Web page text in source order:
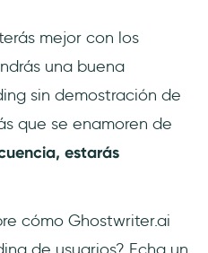
mejor con los
una buena
sin demostración de
que se enamoren de
estarás
cómo Ghostwriter.ai